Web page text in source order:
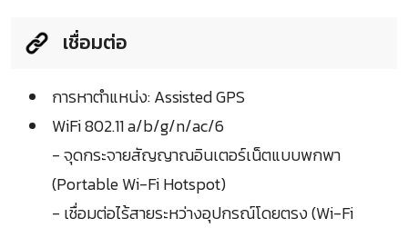
เชื่อมต่อ
การหาตำแหน่ง: Assisted GPS
WiFi 802.11 a/b/g/n/ac/6
- จุดกระจายสัญญาณอินเตอร์เน็ตแบบพกพา
(Portable Wi-Fi Hotspot)
- เชื่อมต่อไร้สายระหว่างอุปกรณ์โดยตรง (Wi-Fi